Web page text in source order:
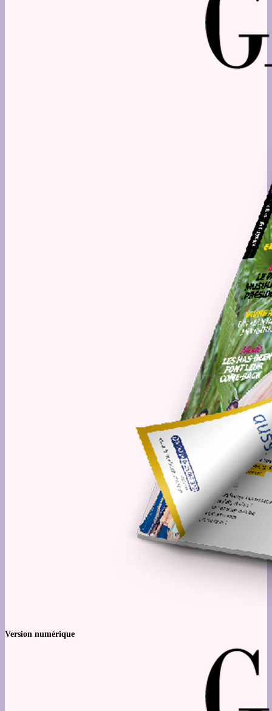
Version numérique